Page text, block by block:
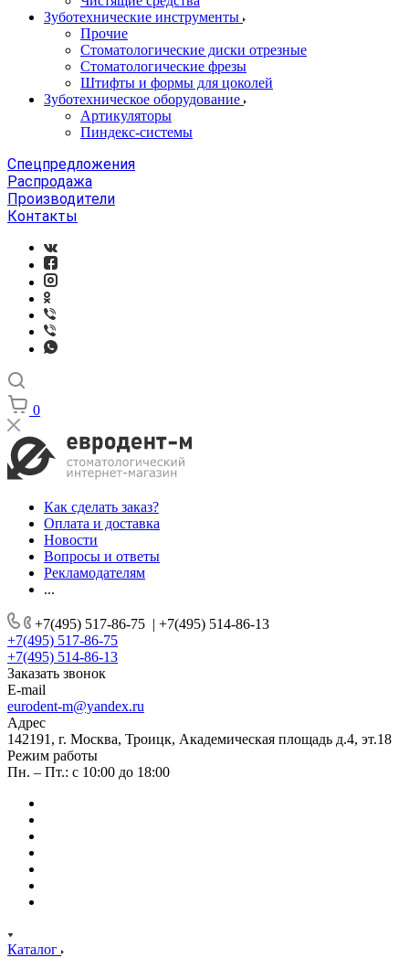
Зуботехнические инструменты
Прочие
Стоматологические диски отрезные
Стоматологические фрезы
Штифты и формы для цоколей
Зуботехническое оборудование
Артикуляторы
Пиндекс-системы
Спецпредложения
Распродажа
Производители
Контакты
0
Как сделать заказ?
Оплата и доставка
Новости
Вопросы и ответы
Рекламодателям
...
+7(495) 517-86-75 | +7(495) 514-86-13
+7(495) 517-86-75
+7(495) 514-86-13
Заказать звонок
E-mail
eurodent-m@yandex.ru
Адрес
142191, г. Москва, Троицк, Академическая площадь д.4, эт.18
Режим работы
Пн. – Пт.: с 10:00 до 18:00
Каталог